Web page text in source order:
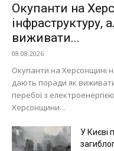
Окупанти на
виживати...
08.08.2026
Окупанти на Херсонщині
дають поради як
перебої з
Херсонщини...
У Києві